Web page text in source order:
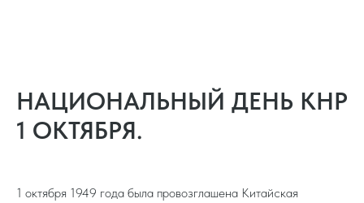
НАЦИОНАЛЬНЫЙ ДЕНЬ КНР
1 ОКТЯБРЯ.
1 октября 1949 года была провозглашена Китайская